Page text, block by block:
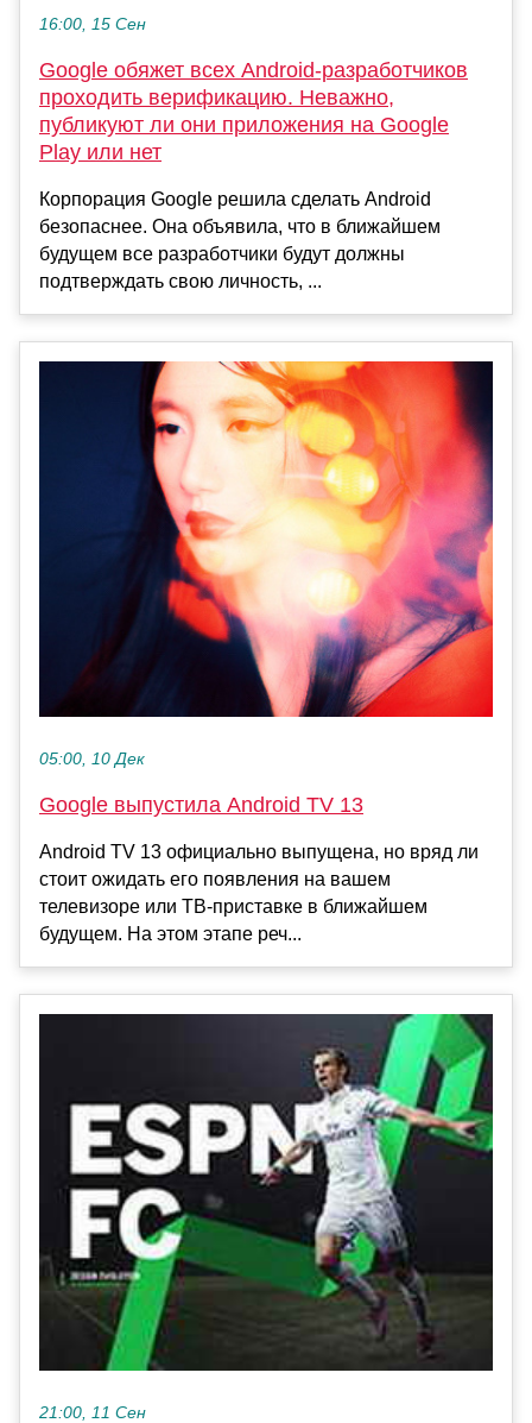
16:00, 15 Сен
Google обяжет всех Android-разработчиков
проходить верификацию. Неважно,
публикуют ли они приложения на Google
Play или нет
Корпорация Google решила сделать Android
безопаснее. Она объявила, что в ближайшем
будущем все разработчики будут должны
подтверждать свою личность, ...
05:00, 10 Дек
Google выпустила Android TV 13
Android TV 13 официально выпущена, но вряд ли
стоит ожидать его появления на вашем
телевизоре или ТВ-приставке в ближайшем
будущем. На этом этапе реч...
21:00, 11 Сен